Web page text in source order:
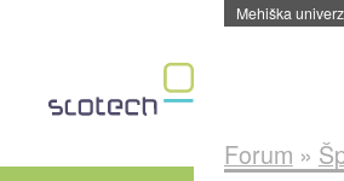
Evropska
Forum »